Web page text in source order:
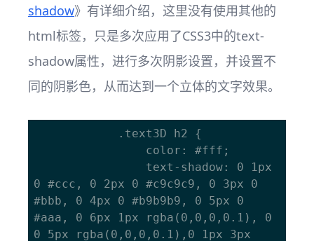
shadow》有详细介绍，这里没有使用其他的
html标签，只是多次应用了CSS3中的text-
shadow属性，进行多次阴影设置，并设置不
同的阴影色，从而达到一个立体的文字效果。
0 #ccc, 0 2px 0 #c9c9c9, 0 3px 0
#bbb, 0 4px 0 #b9b9b9, 0 5px 0
#aaa, 0 6px 1px rgba(0,0,0,0.1), 0
0 5px rgba(0,0,0,0.1),0 1px 3px